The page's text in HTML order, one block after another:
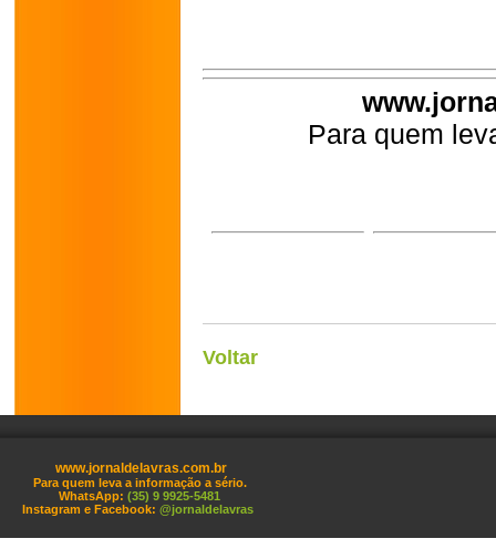
Para quem
Voltar
www.jornaldelavras.com.br
Para quem leva a informação a sério.
WhatsApp: (35) 9 9925-5481
Instagram e Facebook: @jornaldelavras